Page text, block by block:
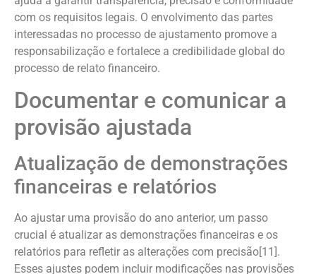
com os requisitos legais. O envolvimento das partes
interessadas no processo de ajustamento promove a
responsabilização e fortalece a credibilidade global do
processo de relato financeiro.
Documentar e comunicar a
provisão ajustada
Atualização de demonstrações
financeiras e relatórios
Ao ajustar uma provisão do ano anterior, um passo
crucial é atualizar as demonstrações financeiras e os
relatórios para refletir as alterações com precisão[11].
Esses ajustes podem incluir modificações nas provisões